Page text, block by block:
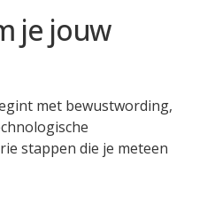
je jouw
met bewustwording,
stappen die je meteen